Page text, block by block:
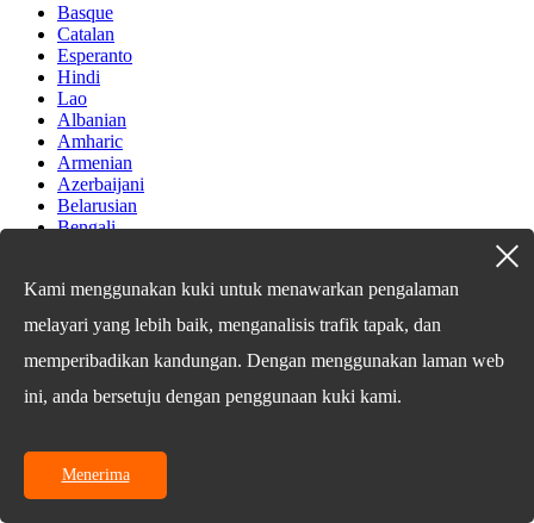
Basque
Catalan
Esperanto
Hindi
Lao
Albanian
Amharic
Armenian
Azerbaijani
Belarusian
Bengali
Cebuano
Corsican
Croatian
Dutch
Estonian
Galician
Georgian
Kami menggunakan kuki untuk menawarkan pengalaman
melayari yang lebih baik, menganalisis trafik tapak, dan
memperibadikan kandungan. Dengan menggunakan laman web
ini, anda bersetuju dengan penggunaan kuki kami.
Menerima